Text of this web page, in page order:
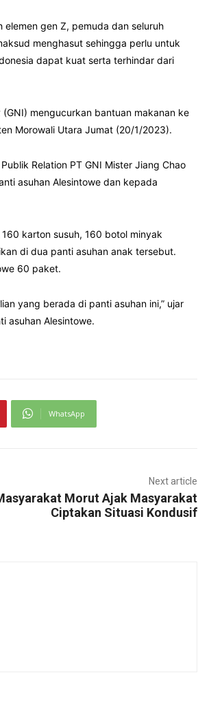
elemen gen Z, pemuda dan seluruh
menghasut sehingga perlu untuk
dapat kuat serta terhindar dari
mengucurkan bantuan makanan ke
Morowali Utara Jumat (20/1/2023).
Relation PT GNI Mister Jiang Chao
asuhan Alesintowe dan kepada
karton susuh, 160 botol minyak
di dua panti asuhan anak tersebut.
60 paket.
yang berada di panti asuhan ini,” ujar
asuhan Alesintowe.
WhatsApp
Next article
Morut Ajak Masyarakat
Ciptakan Situasi Kondusif